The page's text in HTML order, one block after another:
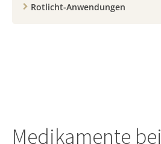
Rotlicht-Anwendungen
Medikamente bei